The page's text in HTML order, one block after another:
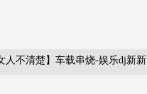
人不清楚】车载串烧-娱乐dj新新